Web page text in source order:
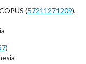
(57211271209),
)